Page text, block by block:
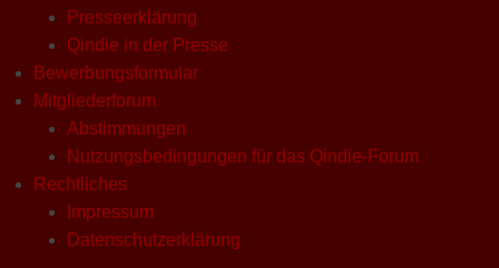
Presseerklärung
Qindie in der Presse
Bewerbungsformular
Mitgliederforum
Abstimmungen
Nutzungsbedingungen für das Qindie-Forum
Rechtliches
Impressum
Datenschutzerklärung